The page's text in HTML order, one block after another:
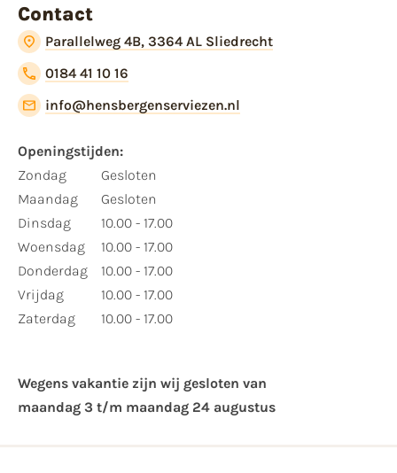
Contact
Parallelweg 4B, 3364 AL Sliedrecht
0184 41 10 16
info@hensbergenserviezen.nl
Openingstijden:
Zondag
Maandag
Dinsdag
Woensdag
Donderdag
Vrijdag
Zaterdag
Gesloten
Gesloten
10.00 - 17.00
10.00 - 17.00
10.00 - 17.00
10.00 - 17.00
10.00 - 17.00
Wegens vakantie zijn wij gesloten van ​
maandag 3 t/m maandag 24 augustus